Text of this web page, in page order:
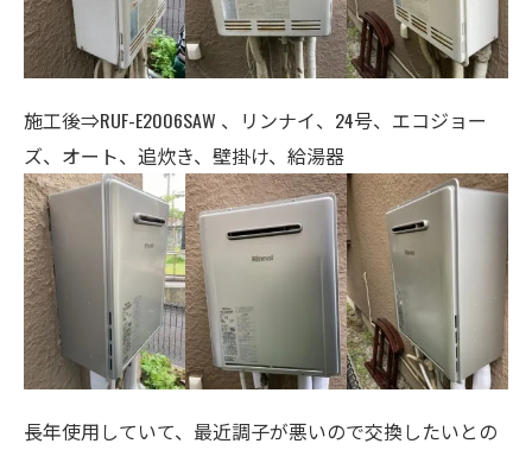
施工後⇒RUF-E2006SAW 、リンナイ、24号、エコジョー
ズ、オート、追炊き、壁掛け、給湯器
長年使用していて、最近調子が悪いので交換したいとの